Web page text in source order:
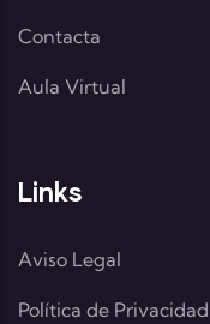
Contacta
Aula Virtual
Links
Aviso Legal
Política de Privacidad